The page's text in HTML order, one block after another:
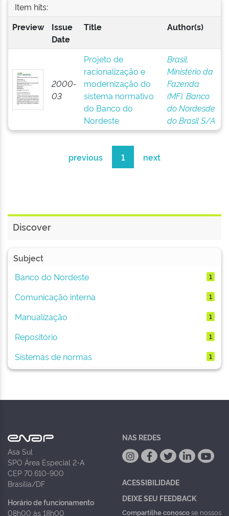
Item hits:
Preview
Issue
Date
Title Author(s)
2000-
03
Projeto de
racionalização e
modernização do
sistema normativo
do Banco do
Nordeste
Brasil.
Ministério da
Fazenda
(MF). Banco
do Nordesde
do Brasil S/A
previous 1 next
Discover
Subject
Banco do Nordeste
1
Comunicação interna 1
Manualização 1
Repositório 1
Sistemas de normas 1
Asa Sul
SPO Área Especial 2-A
CEP 70.610-900
Brasília/DF
Horário de funcionamento
08h00 às 18h00
NAS REDES
ACESSIBILIDADE
DEIXE SEU FEEDBACK
Compartilhe conoscose nossos